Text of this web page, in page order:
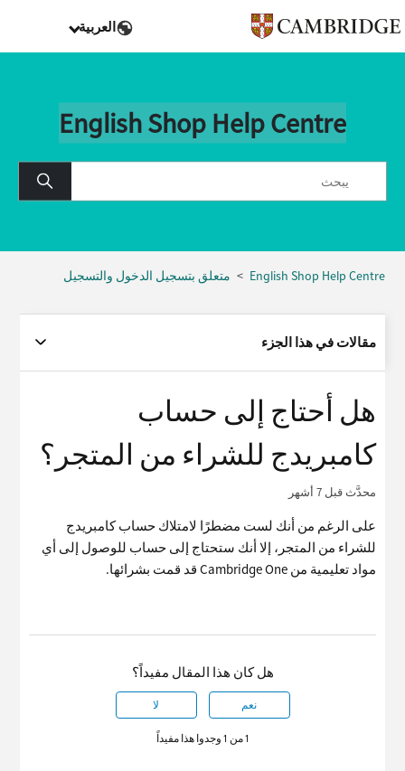
العربية
English Shop Help Centre
English Shop Help Centre متعلق بتسجيل الدخول والتسجيل
مقالات في هذا الجزء
هل أحتاج إلى حساب
كامبريدج للشراء من المتجر؟
محدَّثقبل 7 أشهر
على الرغم من أنك لست مضطرًا لامتلاك حساب كامبريدج
للشراء من المتجر، إلا أنك ستحتاج إلى حساب للوصول إلى أي
مواد تعليمية من Cambridge One قد قمت بشرائها.
هل كان هذا المقال مفيداً؟
نعم لا
1 من 1 وجدوا هذا مفيداً